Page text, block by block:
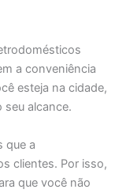
a conveniência
esteja na cidade,
seu alcance.
que a
clientes. Por isso,
que você não